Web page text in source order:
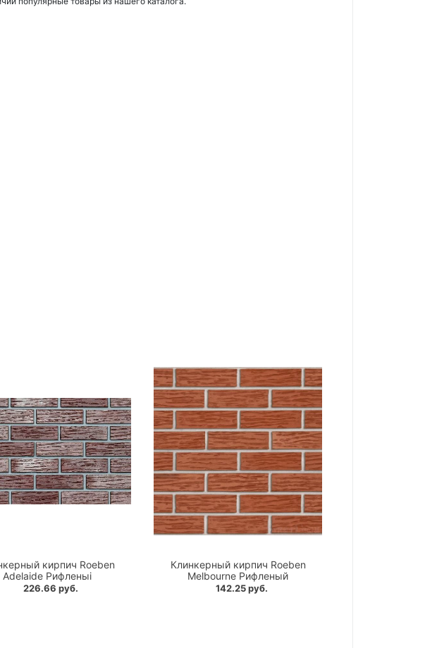
кирпич Roeben
Adelaide Рифленыi
226.66 руб.
Клинкерный кирпич Roeben
Melbourne Рифленый
142.25 руб.